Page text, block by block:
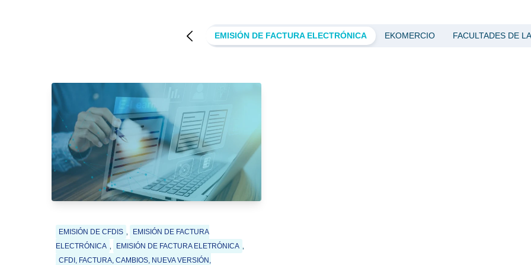
EDI EMISIÓN DE FACTURA ELECTRÓNICA EKOMERCIO FACULTADES DE
EMISIÓN DE CFDIS
EMISIÓN DE FACTURA
ELECTRÓNICA
EMISIÓN DE FACTURA ELETRÓNICA
CFDI, FACTURA, CAMBIOS, NUEVA VERSIÓN,